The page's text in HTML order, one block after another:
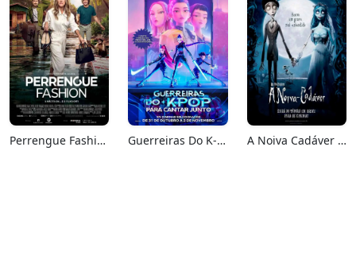
Perrengue Fashion Guerreiras Do K-Pop: Para Cantar Junto A Noiva Cadáver (Relançamento)